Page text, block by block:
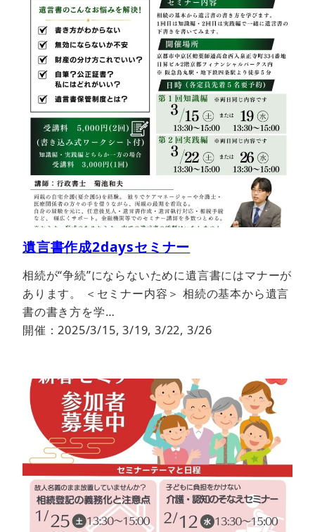
遺言書作成2daysセミナー
相続が“争続”にならないために遺言書にはマナーが
あります。 ＜セミナー内容＞ 相続の基本から遺言
書の書き方を学…
開催：2025/3/15, 3/19, 3/22, 3/26